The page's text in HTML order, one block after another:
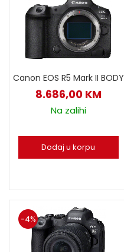
Canon EOS R5 Mark II BODY
8.686,00 KM
Na zalihi
Dodaj u korpu
-4%